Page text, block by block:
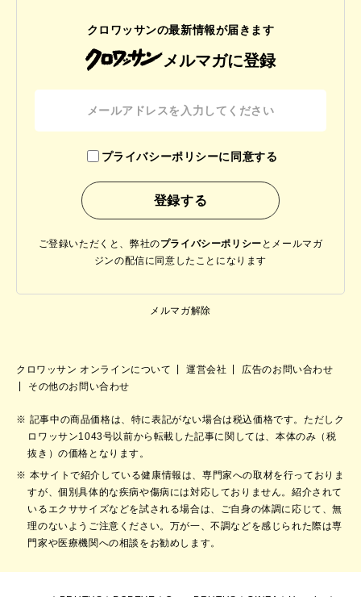
クロワッサンの最新情報が届きます
メルマガに登録
プライバシーポリシーに同意する
ご登録いただくと、弊社のプライバシーポリシー と メールマガ
ジンの配信に同意したことになります
メルマガ解除
クロワッサン オンラインについて 運営会社
広告のお問い合わせ
その他のお問い合わせ
記事中の商品価格は、特に表記がない場合は税込価格です。ただしク
ロワッサン1043号以前から転載した記事に関しては、本体のみ（税
抜き）の価格となります。
本サイトで紹介している健康情報は、専門家への取材を行っておりま
すが、個別具体的な疾病や傷病には対応しておりません。紹介されて
いるエクササイズなどを試される場合は、ご自身の体調に応じて、無
理のないようご注意ください。万が一、不調などを感じられた際は専
門家や医療機関への相談をお勧めします。